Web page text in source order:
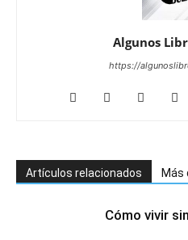
Algunos
https://
Artículos relacionados Más
Cómo vivir